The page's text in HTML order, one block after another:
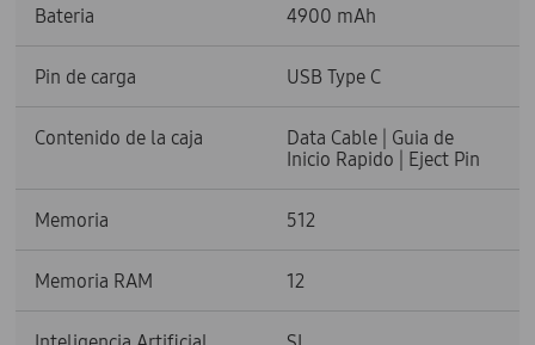
Bateria 4900 mAh
Pin de carga USB Type C
Contenido de la caja
Data Cable | Guia de
Inicio Rapido | Eject Pin
Memoria 512
Memoria RAM 12